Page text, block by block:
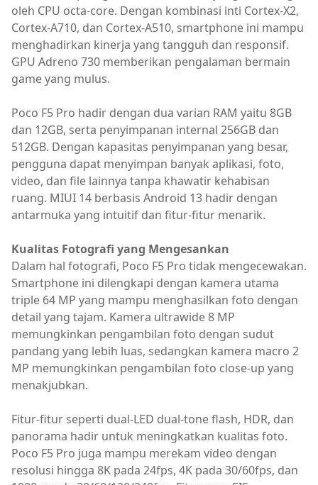
oleh CPU octa-core. Dengan kombinasi inti Cortex-X2,
Cortex-A710, dan Cortex-A510, smartphone ini mampu
menghadirkan kinerja yang tangguh dan responsif.
GPU Adreno 730 memberikan pengalaman bermain
game yang mulus.
Poco F5 Pro hadir dengan dua varian RAM yaitu 8GB
dan 12GB, serta penyimpanan internal 256GB dan
512GB. Dengan kapasitas penyimpanan yang besar,
pengguna dapat menyimpan banyak aplikasi, foto,
video, dan file lainnya tanpa khawatir kehabisan
ruang. MIUI 14 berbasis Android 13 hadir dengan
antarmuka yang intuitif dan fitur-fitur menarik.
Kualitas Fotografi yang Mengesankan
Dalam hal fotografi, Poco F5 Pro tidak mengecewakan.
Smartphone ini dilengkapi dengan kamera utama
triple 64 MP yang mampu menghasilkan foto dengan
detail yang tajam. Kamera ultrawide 8 MP
memungkinkan pengambilan foto dengan sudut
pandang yang lebih luas, sedangkan kamera macro 2
MP memungkinkan pengambilan foto close-up yang
menakjubkan.
Fitur-fitur seperti dual-LED dual-tone flash, HDR, dan
panorama hadir untuk meningkatkan kualitas foto.
Poco F5 Pro juga mampu merekam video dengan
resolusi hingga 8K pada 24fps, 4K pada 30/60fps, dan